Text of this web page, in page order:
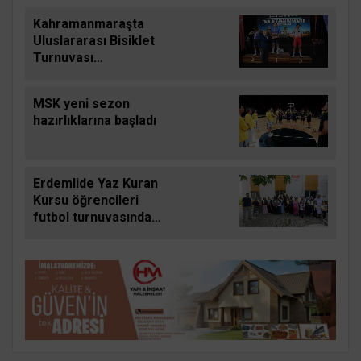
Kahramanmaraşta
Uluslararası Bisiklet
Turnuvası
MSK yeni sezon
hazırlıklarına başladı
Erdemlide Yaz Kuran
Kursu öğrencileri
futbol turnuvasında